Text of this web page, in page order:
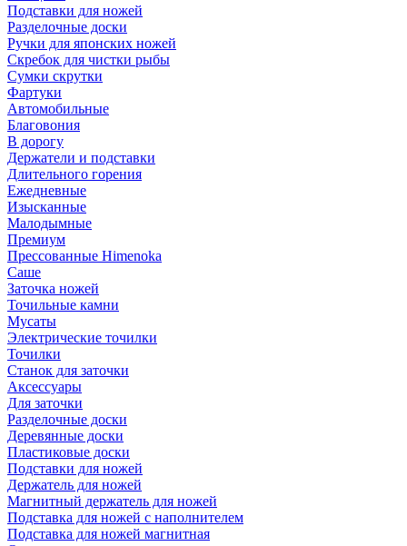
Подставки для ножей
Разделочные доски
Ручки для японских ножей
Скребок для чистки рыбы
Сумки скрутки
Фартуки
Автомобильные
Благовония
В дорогу
Держатели и подставки
Длительного горения
Ежедневные
Изысканные
Малодымные
Премиум
Прессованные Himenoka
Саше
Заточка ножей
Точильные камни
Мусаты
Электрические точилки
Точилки
Станок для заточки
Аксессуары
Для заточки
Разделочные доски
Деревянные доски
Пластиковые доски
Подставки для ножей
Держатель для ножей
Магнитный держатель для ножей
Подставка для ножей с наполнителем
Подставка для ножей магнитная